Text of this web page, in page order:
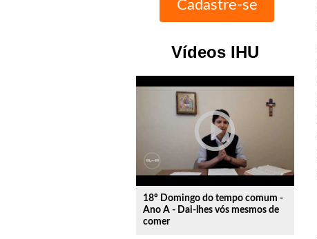
Vídeos IHU
play_circle_outline
18º Domingo do tempo comum -
Ano A - Dai-lhes vós mesmos de
comer